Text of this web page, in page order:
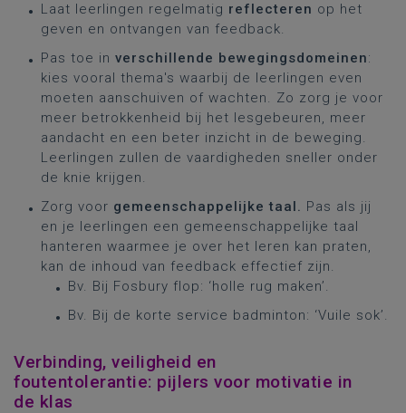
Laat leerlingen regelmatig reflecteren op het
geven en ontvangen van feedback.
Pas toe in verschillende bewegingsdomeinen:
kies vooral thema's waarbij de leerlingen even
moeten aanschuiven of wachten. Zo zorg je voor
meer betrokkenheid bij het lesgebeuren, meer
aandacht en een beter inzicht in de beweging.
Leerlingen zullen de vaardigheden sneller onder
de knie krijgen.
Zorg voor gemeenschappelijke taal. Pas als jij
en je leerlingen een gemeenschappelijke taal
hanteren waarmee je over het leren kan praten,
kan de inhoud van feedback effectief zijn.
Bv. Bij Fosbury flop: ‘holle rug maken’.
Bv. Bij de korte service badminton: ‘Vuile sok’.
Verbinding, veiligheid en
foutentolerantie: pijlers voor motivatie in
de klas